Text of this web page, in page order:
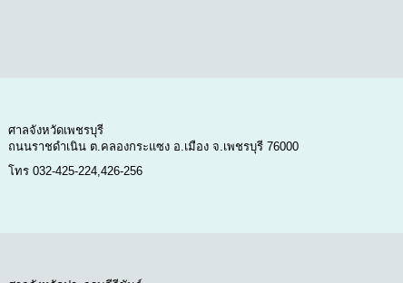
ศาลจังหวัดเพชรบุรี
ถนนราชดำเนิน ต.คลองกระแซง อ.เมือง จ.เพชรบุรี 76000
โทร 032-425-224,426-256